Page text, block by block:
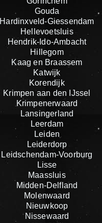
Gouda
Hardinxveld-Giessendam
Hellevoetsluis
Hendrik-Ido-Ambacht
Hillegom
Kaag en Braassem
Katwijk
Korendijk
Krimpen aan den IJssel
Krimpenerwaard
Lansingerland
Leerdam
Leiden
Leiderdorp
Leidschendam-Voorburg
Lisse
Maassluis
Midden-Delfland
Molenwaard
Nieuwkoop
Nissewaard